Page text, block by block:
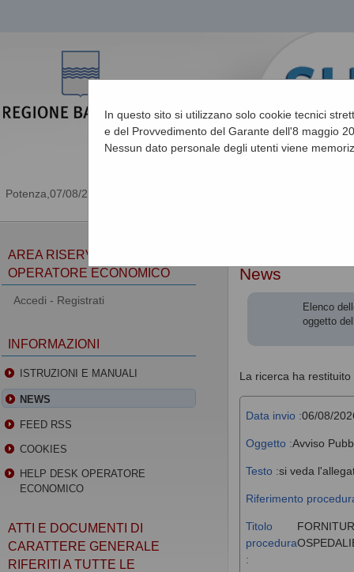
07/08/2026 11:52
In questo sito si utilizzano solo cookie tecnici
e del Provvedimento del Garante dell'8 maggio
Nessun dato personale degli utenti viene
News
Elenco
oggetto
La ricerca ha
Data invio :06/08/
Oggetto :Avviso
Testo :si veda
Riferimento
Titolo
procedura
:
AREA RISERVATA
OPERATORE ECONOMICO
Accedi - Registrati
INFORMAZIONI
ISTRUZIONI E MANUALI
NEWS
FEED RSS
COOKIES
HELP DESK OPERATORE
ECONOMICO
ATTI E DOCUMENTI DI
CARATTERE GENERALE
RIFERITI A TUTTE LE